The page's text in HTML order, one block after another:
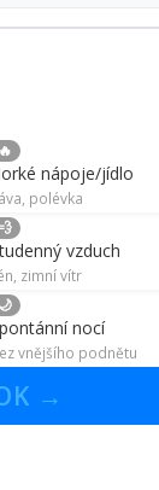
🔥
nápoje/jídlo
polévka
vzduch
zimní vítr
🌙
nocí
vnějšího podnětu
→